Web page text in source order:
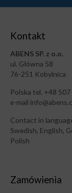
Kontakt
ABENS SP. z o.o.
ul. Główna 58
76-251 Kobylnica
Polska tel. +48
e-mail
Contact in
Swedish, English,
Polish
Zamówienia